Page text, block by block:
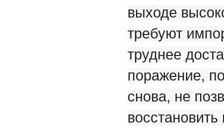
выходе
требуют
труднее
поражение,
снова, не